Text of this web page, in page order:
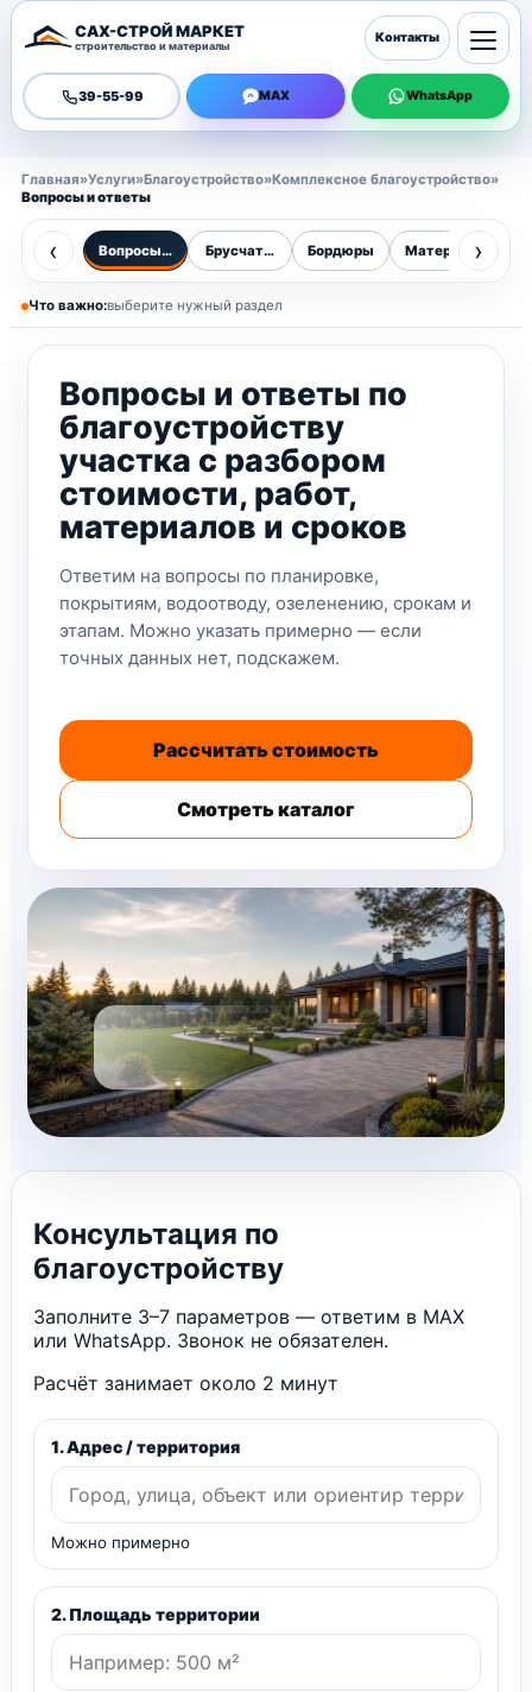
САХ-СТРОЙ МАРКЕТ
строительство и материалы
39-55-99 MAX WhatsApp
Контакты
Главная»Услуги»Благоустройство»Комплексное благоустройство»
Вопросы и ответы
‹ Вопросы и ответыБрусчатка Бордюры Материалы
›
Что важно:выберите нужный раздел
Вопросы и ответы по
благоустройству
участка с разбором
стоимости, работ,
материалов и сроков
Ответим на вопросы по планировке,
покрытиям, водоотводу, озеленению, срокам и
этапам. Можно указать примерно — если
точных данных нет, подскажем.
Рассчитать стоимость
Смотреть каталог
Консультация по
благоустройству
Заполните 3–7 параметров — ответим в MAX
или WhatsApp. Звонок не обязателен.
Расчёт занимает около 2 минут
1. Адрес / территория
Можно примерно
2. Площадь территории